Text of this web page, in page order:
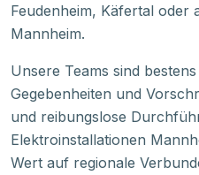
Feudenheim, Käfertal oder
Mannheim.
Unsere Teams sind
Gegebenheiten und
und reibungslose
Elektroinstallationen
Wert auf regionale